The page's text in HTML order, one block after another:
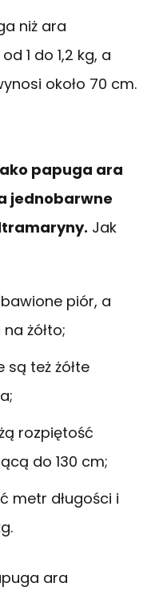
niż ara
1 do 1,2 kg, a
około 70 cm.
papuga ara
jednobarwne
Jak
piór, a
żółto;
też żółte
rozpiętość
do 130 cm;
metr długości i
ara